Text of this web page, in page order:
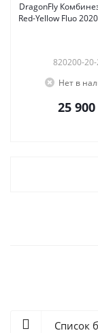
DragonFly
Red-Yellow Fluo
820200-
Нет в
25
Список